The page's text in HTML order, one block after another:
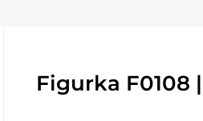
Figurka F0108